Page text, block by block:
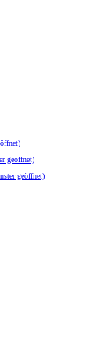
geöffnet)
geöffnet)